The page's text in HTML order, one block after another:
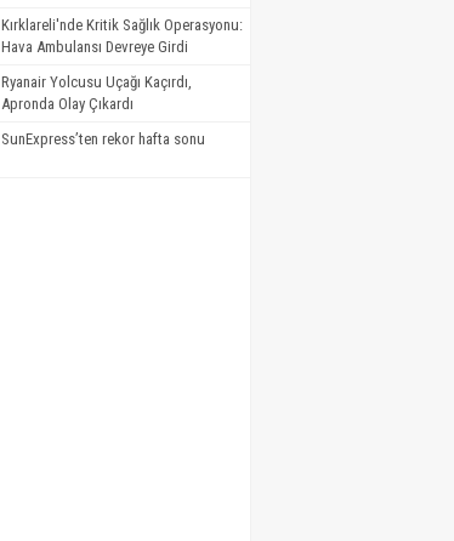
Kırklareli'nde Kritik Sağlık Operasyonu:
Hava Ambulansı Devreye Girdi
Ryanair Yolcusu Uçağı Kaçırdı,
Apronda Olay Çıkardı
SunExpress’ten rekor hafta sonu